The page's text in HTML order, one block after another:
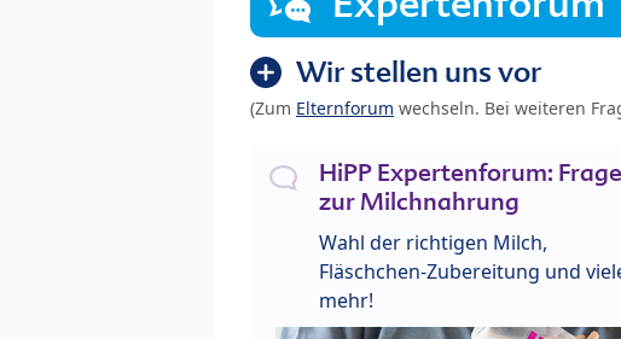
Wir stellen uns vor
(Zum Elternforum wechseln. Bei weiteren
HiPP Expertenforum:
zur Milchnahrung
Wahl der richtigen Milch,
Fläschchen-Zubereitung und
mehr!